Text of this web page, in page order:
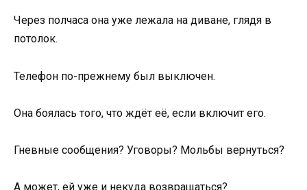
Через полчаса она уже лежала на диване, глядя в
потолок.
Телефон по-прежнему был выключен.
Она боялась того, что ждёт её, если включит его.
Гневные сообщения? Уговоры? Мольбы вернуться?
А может, ей уже и некуда возвращаться?